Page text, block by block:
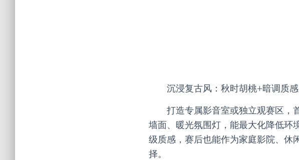
沉浸复古风：秋时胡桃+暗调质感
打造专属影音室或独立观赛区，
墙面、暖光氛围灯，能最大化降低环
级质感，赛后也能作为家庭影院、休
择。